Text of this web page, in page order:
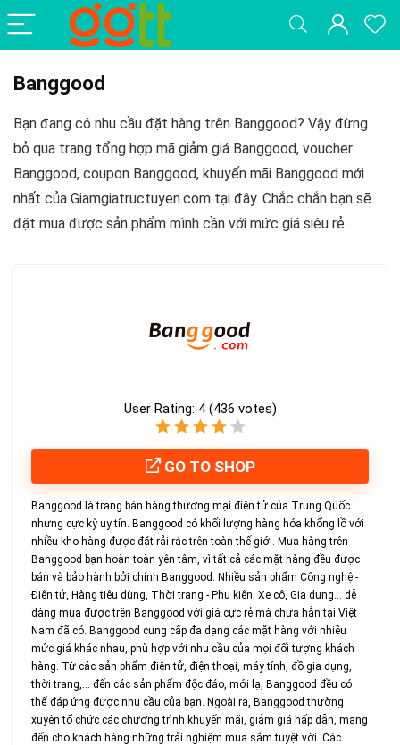
Banggood
Bạn đang có nhu cầu đặt hàng trên Banggood? Vậy đừng
bỏ qua trang tổng hợp mã giảm giá Banggood, voucher
Banggood, coupon Banggood, khuyến mãi Banggood mới
nhất của Giamgiatructuyen.com tại đây. Chắc chắn bạn sẽ
đặt mua được sản phẩm mình cần với mức giá siêu rẻ.
User Rating: 4 (436 votes)
GO TO SHOP
Banggood là trang bán hàng thương mại điện tử của Trung Quốc
nhưng cực kỳ uy tín. Banggood có khối lượng hàng hóa khổng lồ với
nhiều kho hàng được đặt rải rác trên toàn thế giới. Mua hàng trên
Banggood bạn hoàn toàn yên tâm, vì tất cả các mặt hàng đều được
bán và bảo hành bởi chính Banggood. Nhiều sản phẩm Công nghệ -
Điện tử, Hàng tiêu dùng, Thời trang - Phụ kiện, Xe cộ, Gia dụng… dễ
dàng mua được trên Banggood với giá cực rẻ mà chưa hẳn tại Việt
Nam đã có. Banggood cung cấp đa dạng các mặt hàng với nhiều
mức giá khác nhau, phù hợp với nhu cầu của mọi đối tượng khách
hàng. Từ các sản phẩm điện tử, điện thoại, máy tính, đồ gia dụng,
thời trang,… đến các sản phẩm độc đáo, mới lạ, Banggood đều có
thể đáp ứng được nhu cầu của bạn. Ngoài ra, Banggood thường
xuyên tổ chức các chương trình khuyến mãi, giảm giá hấp dẫn, mang
đến cho khách hàng những trải nghiệm mua sắm tuyệt vời. Các